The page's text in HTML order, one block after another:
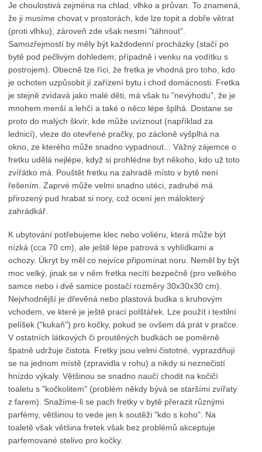
Je choulostivá zejména na chlad, vlhko a průvan. To znamená,
že ji musíme chovat v prostorách, kde lze topit a dobře větrat
(proti vlhku), zároveň zde však nesmí "táhnout".
Samozřejmostí by měly být každodenní procházky (stačí po
bytě pod pečlivým dohledem; případně i venku na vodítku s
postrojem). Obecně lze říci, že fretka je vhodná pro toho, kdo
je ochoten uzpůsobit jí zařízení bytu i chod domácnosti. Fretka
je stejně zvídavá jako malé děti, má však tu "nevýhodu", že je
mnohem menší a lehčí a také o něco lépe šplhá. Dostane se
proto do malých škvír, kde může uvíznout (například za
lednicí), vleze do otevřené pračky, po zácloně vyšplhá na
okno, ze kterého může snadno vypadnout... Vážný zájemce o
fretku udělá nejlépe, když si prohlédne byt někoho, kdo už toto
zvířátko má. Pouštět fretku na zahradě místo v bytě není
řešením. Zaprvé může velmi snadno utéci, zadruhé má
přirozený pud hrabat si nory, což ocení jen málokterý
zahrádkář.
K ubytování potřebujeme klec nebo voliéru, která může být
nízká (cca 70 cm), ale ještě lépe patrová s vyhlídkami a
ochozy. Úkryt by měl co nejvíce připomínat noru. Neměl by být
moc velký, jinak se v něm fretka necítí bezpečně (pro velkého
samce nebo i dvě samice postačí rozměry 30x30x30 cm).
Nejvhodnější je dřevěná nebo plastová budka s kruhovým
vchodem, ve které je ještě prací polštářek. Lze použít i textilní
pelíšek ("kukaň") pro kočky, pokud se ovšem dá prát v pračce.
V ostatních látkových či proutěných budkách se poměrně
špatně udržuje čistota. Fretky jsou velmi čistotné, vyprazdňují
se na jednom místě (zpravidla v rohu) a nikdy si neznečistí
hnízdo výkaly. Většinou se snadno naučí chodit na kočičí
toaletu s "kočkolitem" (problém někdy bývá se staršími zvířaty
z farem). Snažíme-li se pach fretky v bytě přerazit různými
parfémy, většinou to vede jen k soutěži "kdo s koho". Na
toaletě však většina fretek však bez problémů akceptuje
parfemované stelivo pro kočky.